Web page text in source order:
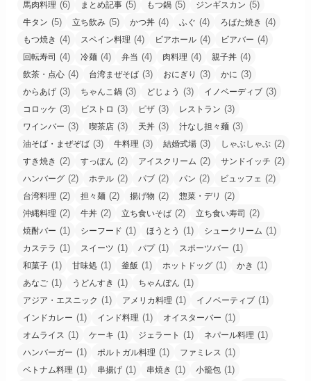
馬肉料理 (6) まとめ記事 (5) もつ鍋 (5) ジンギスカン (5)
牛タン (5) 立ち飲み (5) かつ丼 (4) ふぐ (4) ろばた焼き (4)
もつ焼き (4) スペイン料理 (4) ビアホール (4) ビアバー (4)
回転寿司 (4) 冷麺 (4) 弁当 (4) 肉料理 (4) 親子丼 (4)
飲茶・点心 (4) 台湾まぜそば (3) おにぎり (3) かに (3)
からあげ (3) ちゃんこ鍋 (3) どじょう (3) イノベーディブ (3)
コロッケ (3) ビストロ (3) ピザ (3) レストラン (3)
ワインバー (3) 喫茶店 (3) 天丼 (3) 汁なし担々麺 (3)
油そば・まぜぞば (3) 牛料理 (3) 結婚式場 (3) しゃぶしゃぶ (2)
すき焼き (2) すっぽん (2) アイスクリーム (2) サンドイッチ (2)
ハンバーグ (2) ホテル (2) パブ (2) パン (2) ビュッフェ (2)
台湾料理 (2) 担々麺 (2) 揚げ物 (2) 惣菜・デリ (2)
沖縄料理 (2) 牛丼 (2) 立ち食いそば (2) 立ち食い寿司 (2)
焼酎バー (1) シーフード (1) ほうとう (1) シュークリーム (1)
カステラ (1) スイーツ (1) パプ(1) スポーツバー (1)
和菓子 (1) 甘味処 (1) 釜飯 (1) ホットドッグ (1) かき (1)
あなご (1) うどんすき (1) ちゃんぽん (1)
アジア・エスニック (1) アメリカ料理 (1) イノベーティブ (1)
インドカレー (1) インド料理 (1) オイスターバー (1)
オムライス (1) ケーキ (1) ジェラート (1) ネパール料理 (1)
ハンバーガー (1) ポルトガル料理 (1) ファミレス (1)
ベトナム料理 (1) 串揚げ (1) 串焼き (1) 小籠包 (1)